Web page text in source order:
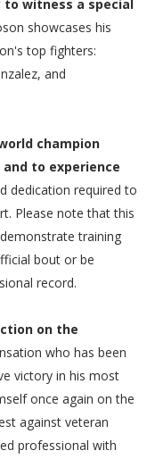
witness a special
showcases his
top fighters:
and
champion
to experience
dedication required to
Please note that this
training
bout or be
record.
on the
who has been
victory in his most
once again on the
against veteran
professional with